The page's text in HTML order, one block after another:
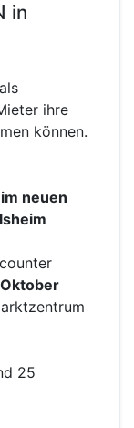
in
ihre
können.
neuen
Oktober
25